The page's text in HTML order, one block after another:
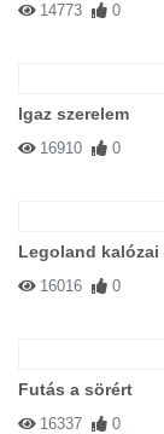
14773 0
Igaz szerelem
16910 0
Legoland kalózai
16016 0
Futás a sörért
16337 0